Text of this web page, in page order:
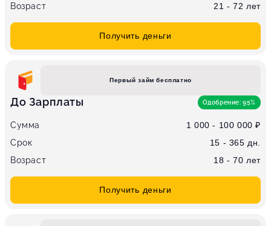
Возраст
21 - 72 лет
Получить деньги
Первый займ бесплатно
До Зарплаты Одобрение: 95%
Сумма
1 000 - 100 000 ₽
Срок
15 - 365 дн.
Возраст
18 - 70 лет
Получить деньги